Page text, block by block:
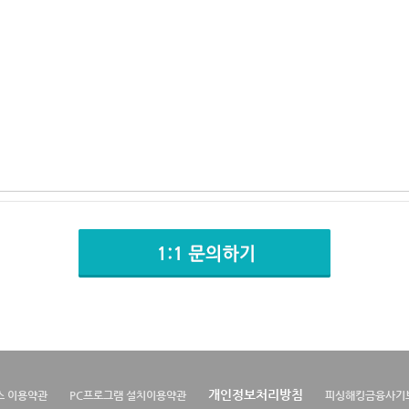
이용약관 PC프로그램 설치이용약관 개인정보처리방침 피싱해킹금융사기